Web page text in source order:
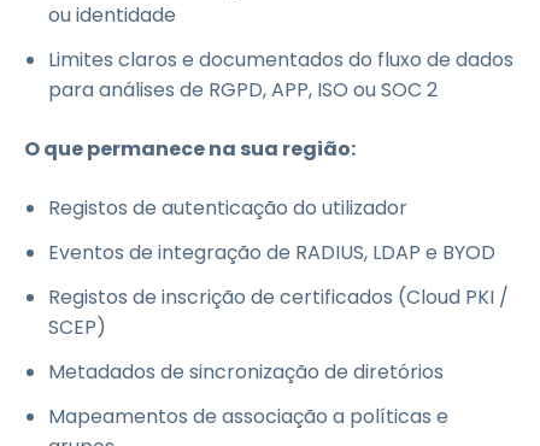
ou identidade
Limites claros e documentados do fluxo de dados
para análises de RGPD, APP, ISO ou SOC 2
O que permanece na sua região:
Registos de autenticação do utilizador
Eventos de integração de RADIUS, LDAP e BYOD
Registos de inscrição de certificados (Cloud PKI /
SCEP)
Metadados de sincronização de diretórios
Mapeamentos de associação a políticas e